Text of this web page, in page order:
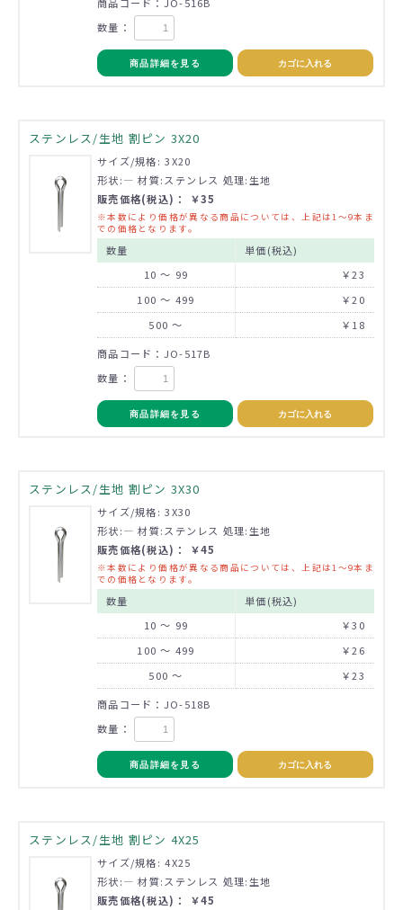
数量：
商品詳細を見る カゴに入れる
ステンレス/生地 割ピン 3X20
サイズ/規格: 3X20
形状:― 材質:ステンレス 処理:生地
販売価格(税込)： ￥35
※本数により価格が異なる商品については、上記は1～9本ま
での価格となります。
数量
単価(税込)
10 ～ 99
￥23
100 ～ 499
￥20
500 ～
￥18
商品コード：JO-517B
数量：
商品詳細を見る カゴに入れる
ステンレス/生地 割ピン 3X30
サイズ/規格: 3X30
形状:― 材質:ステンレス 処理:生地
販売価格(税込)： ￥45
※本数により価格が異なる商品については、上記は1～9本ま
での価格となります。
数量
単価(税込)
10 ～ 99
￥30
100 ～ 499
￥26
500 ～
￥23
商品コード：JO-518B
数量：
商品詳細を見る カゴに入れる
ステンレス/生地 割ピン 4X25
サイズ/規格: 4X25
形状:― 材質:ステンレス 処理:生地
販売価格(税込)： ￥45